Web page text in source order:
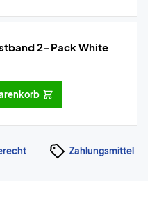
2-Pack White
Zahlungsmittel